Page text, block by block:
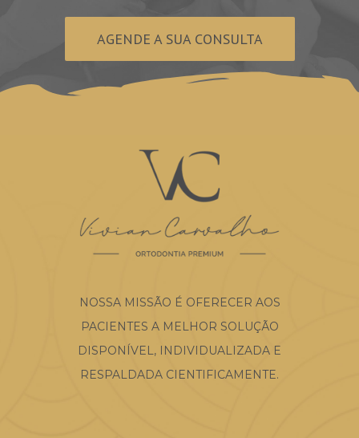
AGENDE A SUA CONSULTA
NOSSA MISSÃO É OFERECER AOS
PACIENTES A MELHOR SOLUÇÃO
DISPONÍVEL, INDIVIDUALIZADA E
RESPALDADA CIENTIFICAMENTE.